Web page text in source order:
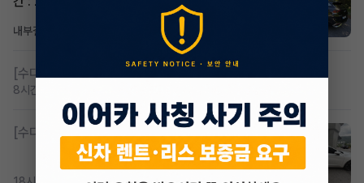
내부결재 댓글 1
[수다방]
8시간 전
[수다방] K8 하이브리드 (풀옵션) 758,780원